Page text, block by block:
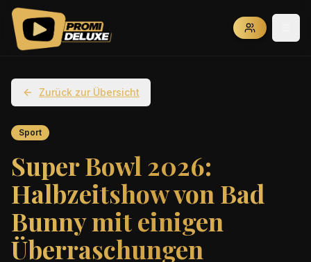
Zurück zur Übersicht
Sport
Super Bowl 2026:
Halbzeitshow von Bad
Bunny mit einigen
Überraschungen